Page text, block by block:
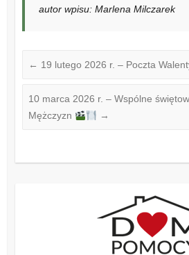
autor wpisu: Marlena Milczarek
← 19 lutego 2026 r. – Poczta
10 marca 2026 r. – Wspólne
Mężczyzn
→